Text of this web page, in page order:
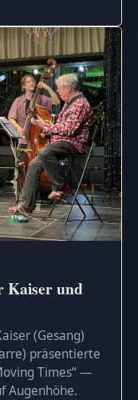
Kaiser und
(Gesang)
präsentierte
Times“ —
Augenhöhe.